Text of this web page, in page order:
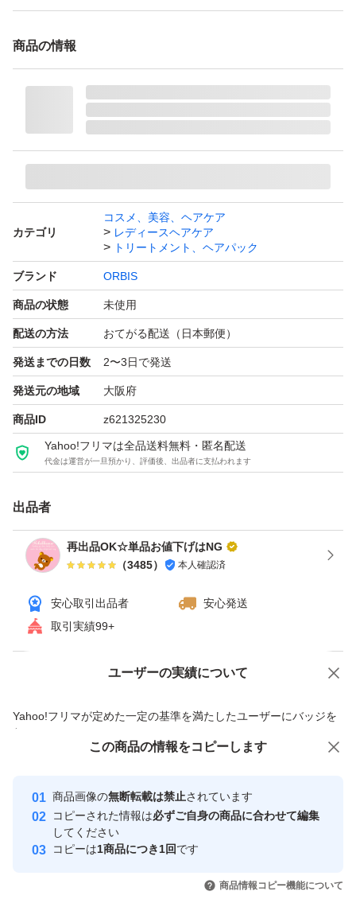
そんなお悩みを解決する
サロン業界注目の美髪成分
「CMC類似成分」を配合
この「CMC」は
髪内部の成分が流れ出るのを防ぐ
重要な役割を担っており
ダメージを受けて
バラバラになりがちな
髪内部の線維をくっつけます
自ら作り出すことはできないので
補うケアが不可欠なのです
使用方法は簡単
適量を手にとって
（または乾いた髪）に
ドライヤーの熱を味方に
サラサラつるんの指通りを実現します
さらに高保水ミルクが
商品の情報
カテゴリ
コスメ、美容、ヘアケア
レディースヘアケア
トリートメント、ヘアパック
ブランド ORBIS
商品の状態 未使用
配送の方法 おてがる配送（日本郵便）
発送までの日数 2〜3日で発送
発送元の地域 大阪府
商品ID z621325230
Yahoo!フリマは全品送料無料・匿名配送
代金は運営が一旦預かり、評価後、出品者に支払われます
出品者
再出品OK☆単品お値下げはNG
（3485） 本人確認済
安心取引出品者
安心発送
取引実績99+
ユーザーの実績について
Yahoo!フリマが定めた一定の基準を満たしたユーザーにバッジを
付与しています
安心取引出品者
心・安全なユーザーです
取引実績
引を完了させた実績があります
価格の相談 商品への質問
この商品の情報をコピーします
商品画像の無断転載は禁止されています
コピーされた情報は必ずご自身の商品に合わせて編集
してください
コピーは1商品につき1回です
商品情報コピー機能について
この商品をみている人にオススメ